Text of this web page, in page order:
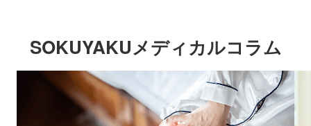
SOKUYAKUメディカルコラム